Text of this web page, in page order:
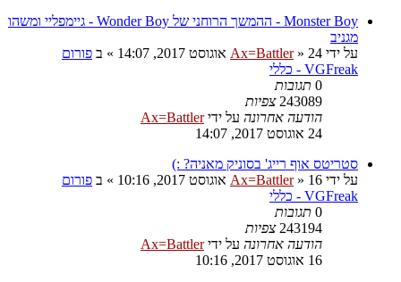
Monster Boy - ההמשך הרוחני של Wonder Boy - גיימפליי ומשהו
מגניב
על ידי
Ax=Battler» 24 אוגוסט 2017, 14:07 » ב פורום
VGFreak - כללי
0 תגובות
243089 צפיות
הודעה אחרונה על ידיAx=Battler
24 אוגוסט 2017, 14:07
סטריטס אוף רייג' בסוניק מאניה? :)
על ידי
Ax=Battler» 16 אוגוסט 2017, 10:16 » ב פורום
VGFreak - כללי
0 תגובות
243194 צפיות
הודעה אחרונה על ידיAx=Battler
16 אוגוסט 2017, 10:16